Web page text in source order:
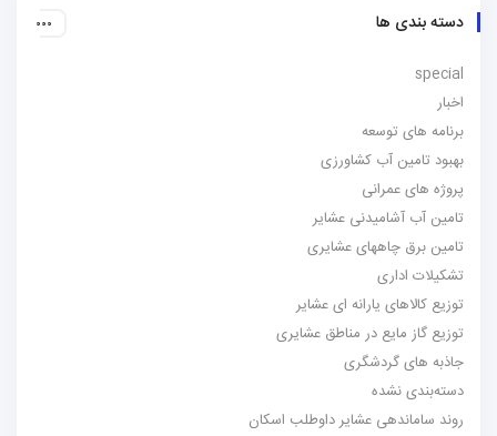
بندی ها
های توسعه
تامین آب کشاورزی
های عمرانی
آب آشامیدنی عشایر
برق چاههای عشایری
اداری
کالاهای یارانه ای عشایر
گاز مایع در مناطق عشایری
های گردشگری
نشده
ساماندهی عشایر داوطلب اسکان